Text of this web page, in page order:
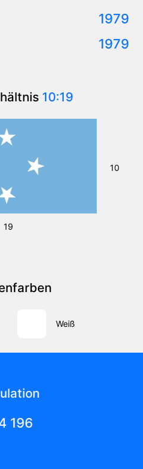
1979
1979
10:19
19
10
Weiß
196